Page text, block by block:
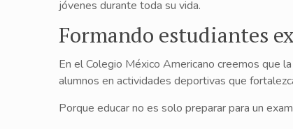
jóvenes durante toda su vida.
Formando estudiantes
En el Colegio México Americano creemos que
alumnos en actividades deportivas que
Porque educar no es solo preparar para un